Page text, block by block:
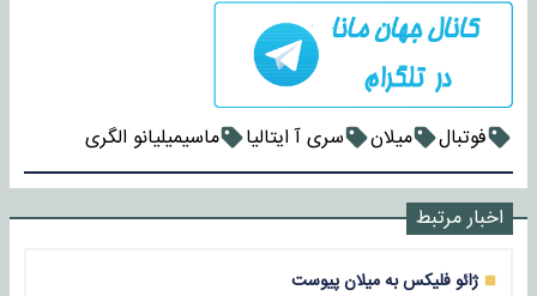
فوتبال میلان سری آ ایتالیا ماسیمیلیانو الگری
اخبار مرتبط
ژائو فلیکس به میلان پیوست